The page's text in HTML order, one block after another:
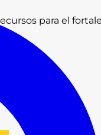
para el